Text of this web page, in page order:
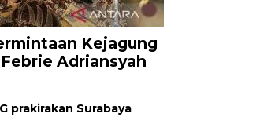
Kejagung
Adriansyah
prakirakan Surabaya